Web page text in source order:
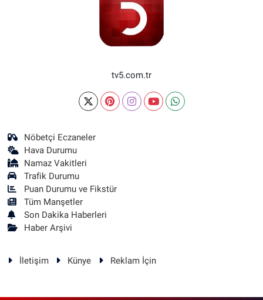
tv5.com.tr
Nöbetçi Eczaneler
Hava Durumu
Namaz Vakitleri
Trafik Durumu
Puan Durumu ve Fikstür
Tüm Manşetler
Son Dakika Haberleri
Haber Arşivi
İletişim Künye Reklam İçin